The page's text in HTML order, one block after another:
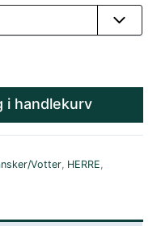
i handlekurv
Votter, HERRE,